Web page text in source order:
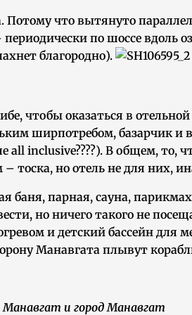
что вытянуто
по шоссе вдоль
благородно).
чтобы оказаться в
ширпотребом, базарчик
all inclusive????). В общем, то,
тоска, но отель не для них,
баня, парная, cауна,
но ничего такого не
и детский бассейн для
Манавгата плывут
Манавгат и город Манавгат